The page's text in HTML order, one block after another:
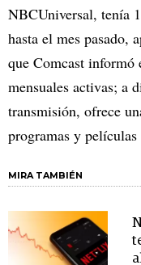
NBCUniversal, tenía
hasta el mes pasado,
que Comcast
mensuales activas; a
transmisión, ofrece
programas y películas
MIRA TAMBIÉN